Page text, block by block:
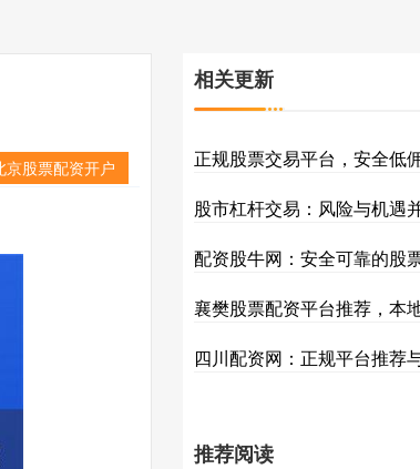
京股票配资开户
相关更新
正规股票交易平台，安全低
股市杠杆交易：风险与机遇
配资股牛网：安全可靠的股
襄樊股票配资平台推荐，本
四川配资网：正规平台推荐
推荐阅读